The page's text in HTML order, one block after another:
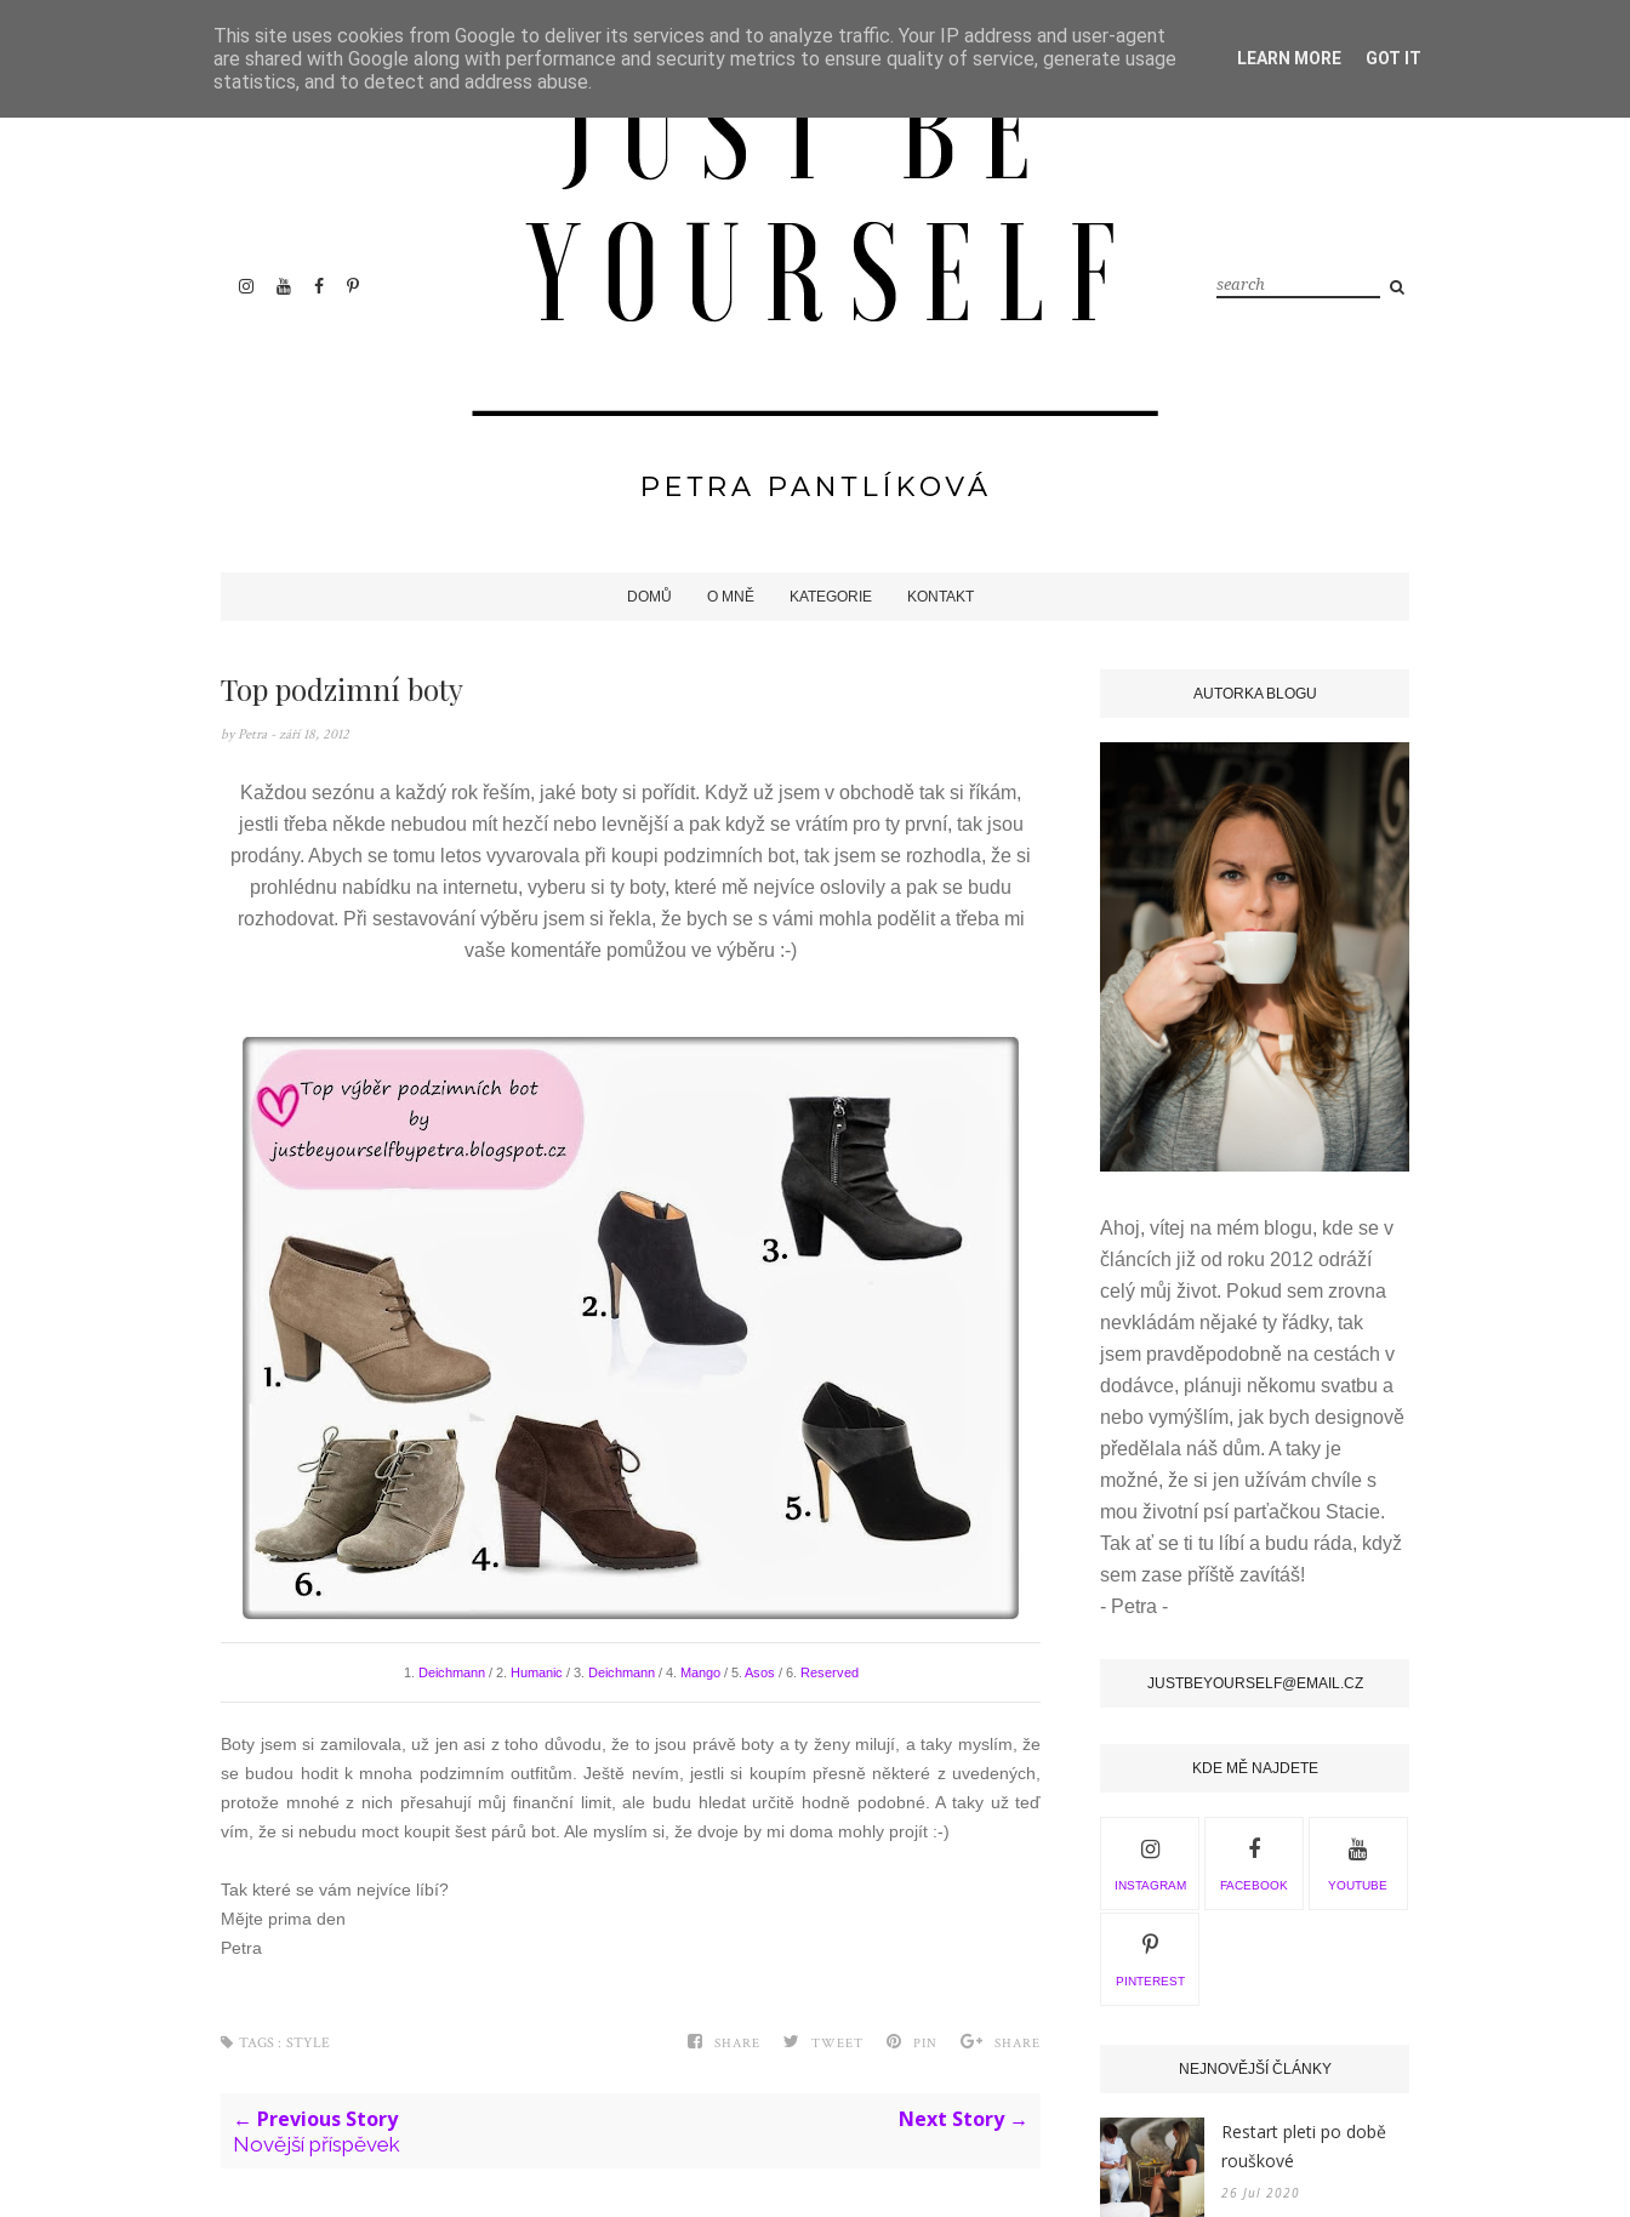
DOMŮ O MNĚ KATEGORIE KONTAKT
Top podzimní boty
by Petra - září 18, 2012
Každou sezónu a každý rok řeším, jaké boty si pořídit. Když už jsem v obchodě tak si říkám,
jestli třeba někde nebudou mít hezčí nebo levnější a pak když se vrátím pro ty první, tak jsou
prodány. Abych se tomu letos vyvarovala při koupi podzimních bot, tak jsem se rozhodla, že si
prohlédnu nabídku na internetu, vyberu si ty boty, které mě nejvíce oslovily a pak se budu
rozhodovat. Při sestavování výběru jsem si řekla, že bych se s vámi mohla podělit a třeba mi
vaše komentáře pomůžou ve výběru :-)
1. Deichmann/ 2. Humanic / 3. Deichmann/ 4. Mango/ 5. Asos / 6. Reserved
Boty jsem si zamilovala, už jen asi z toho důvodu, že to jsou právě boty a ty ženy milují, a taky myslím, že
se budou hodit k mnoha podzimním outfitům. Ještě nevím, jestli si koupím přesně některé z uvedených,
protože mnohé z nich přesahují můj finanční limit, ale budu hledat určitě hodně podobné. A taky už teď
vím, že si nebudu moct koupit šest párů bot. Ale myslím si, že dvoje by mi doma mohly projít :-)
Tak které se vám nejvíce líbí?
Mějte prima den
Petra
SHARE TWEET PIN SHARE
TAGS : STYLE
← Previous Story
Novější příspěvek
Next Story →
AUTORKA BLOGU
Ahoj, vítej na mém blogu, kde se v
článcích již od roku 2012 odráží
celý můj život. Pokud sem zrovna
nevkládám nějaké ty řádky, tak
jsem pravděpodobně na cestách v
dodávce, plánuji někomu svatbu a
nebo vymýšlím, jak bych designově
předělala náš dům.A taky je
možné, že si jen užívám chvíle s
mou životní psí parťačkou Stacie.
Tak ať se ti tu líbí a budu ráda, když
sem zase příště zavítáš!
- Petra -
JUSTBEYOURSELF@EMAIL.CZ
KDE MĚ NAJDETE
INSTAGRAM FACEBOOK YOUTUBE
PINTEREST
NEJNOVĚJŠÍ ČLÁNKY
Restart pleti po době
rouškové
26 Jul 2020
This site uses cookies from Google to deliver its services and to analyze traffic. Your IP address and user-agent
are shared with Google along with performance and security metrics to ensure quality of service, generate usage
statistics, and to detect and address abuse.
LEARN MORE GOT IT